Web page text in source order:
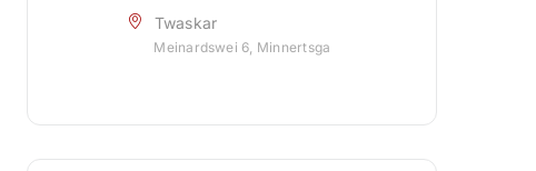
Twaskar
Meinardswei 6, Minnertsga